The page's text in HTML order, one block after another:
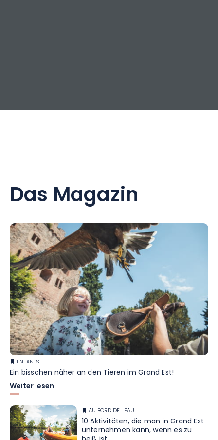
Das Magazin
ENFANTS
Ein bisschen näher an den Tieren im Grand Est!
Weiter lesen
AU BORD DE L'EAU
10 Aktivitäten, die man in Grand Est
unternehmen kann, wenn es zu